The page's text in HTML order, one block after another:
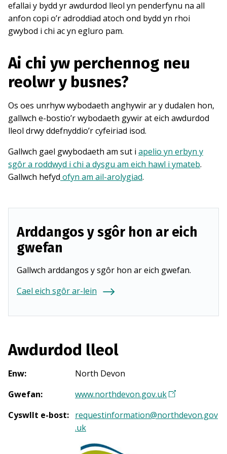
efallai y bydd yr awdurdod lleol yn penderfynu na all
anfon copi o’r adroddiad atoch ond bydd yn rhoi
gwybod i chi ac yn egluro pam.
Ai chi yw perchennog neu
reolwr y busnes?
Os oes unrhyw wybodaeth anghywir ar y dudalen hon,
gallwch e-bostio’r wybodaeth gywir at eich awdurdod
lleol drwy ddefnyddio’r cyfeiriad isod.
Gallwch gael gwybodaeth am sut i apelio yn erbyn y
sgôr a roddwyd i chi a dysgu am eich hawl i ymateb.
Gallwch hefyd ofyn am ail-arolygiad.
Arddangos y sgôr hon ar eich
gwefan
Gallwch arddangos y sgôr hon ar eich gwefan.
Cael eich sgôr ar-lein
Awdurdod lleol
Enw:
North Devon
Gwefan: www.northdevon.gov.uk(
n
Cyswllt e-bost: requestinformation@northdevon.gov
.uk